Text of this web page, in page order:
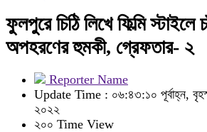
ফুলপুরে চিঠি লিখে ফিল্মি স্টাইলে
অপহরণের হুমকী, গ্রেফতার- ২
Reporter Name
Update Time : ০৬:৪৩:১০ পূর্বাহ্ন,
২০২২
২০০ Time View